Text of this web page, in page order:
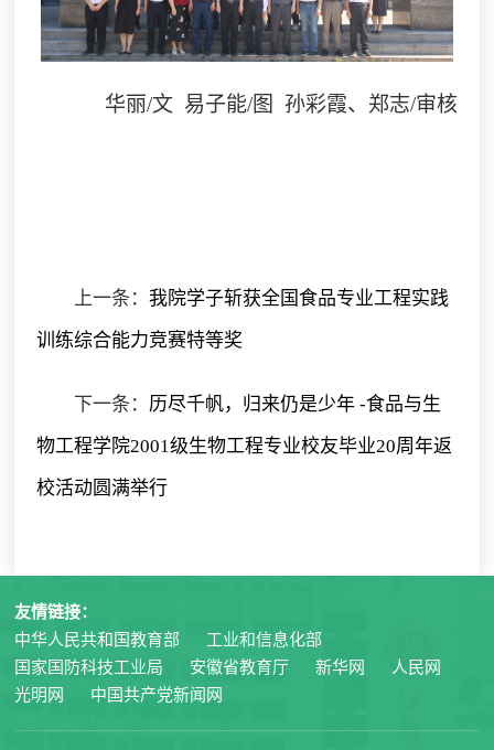
华丽/文 易子能/图 孙彩霞、郑志/审核
上一条：我院学子斩获全国食品专业工程实践
训练综合能力竞赛特等奖
下一条： 历尽千帆，归来仍是少年 -食品与生
物工程学院2001级生物工程专业校友毕业20周年返
校活动圆满举行
友情链接：
中华人民共和国教育部
工业和信息化部
国家国防科技工业局
安徽省教育厅 新华网
人民网
光明网
中国共产党新闻网